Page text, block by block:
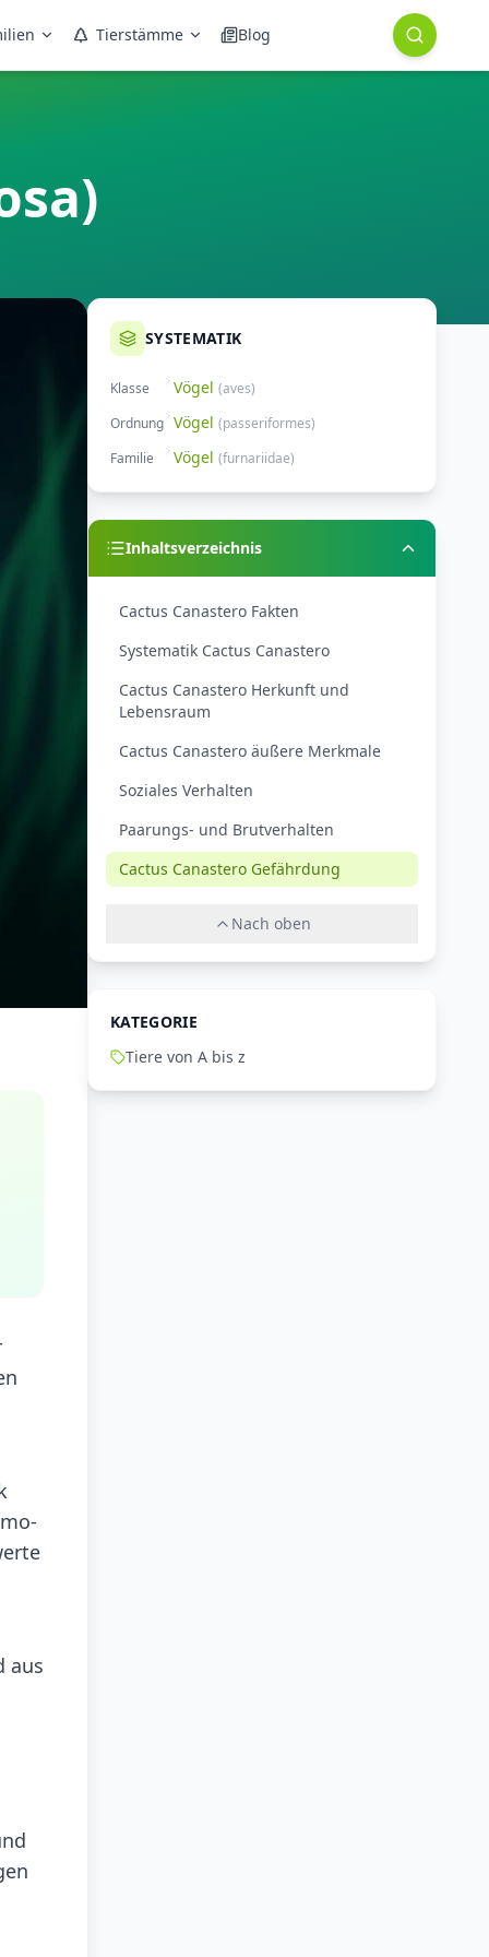
Tierstämme Blog
aus
SYSTEMATIK
Klasse Vögel (aves)
Ordnung Vögel (passeriformes)
Familie
Vögel (furnariidae)
Inhaltsverzeichnis
Cactus Canastero Fakten
Systematik Cactus Canastero
Cactus Canastero Herkunft und
Lebensraum
Cactus Canastero äußere Merkmale
Soziales Verhalten
Paarungs- und Brutverhalten
Cactus Canastero Gefährdung
Nach oben
KATEGORIE
Tiere von A bis z